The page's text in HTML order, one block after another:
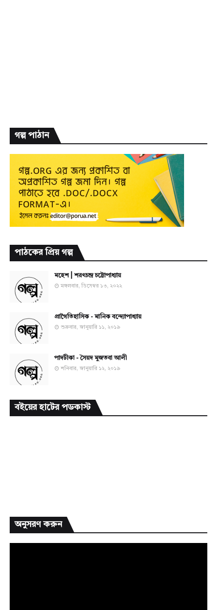
গল্প পাঠান
পাঠকের প্রিয় গল্প
মহেশ | শরৎচন্দ্র চট্টোপাধ্যায়
মঙ্গলবার, ডিসেম্বর ১৩, ২০২২
প্রাগৈতিহাসিক - মানিক বন্দ্যোপাধ্যায়
শুক্রবার, জানুয়ারি ১১, ২০১৯
পাদটীকা - সৈয়দ মুজতবা আলী
শনিবার, জানুয়ারি ১২, ২০১৯
বইয়ের হাটের পডকাস্ট
অনুসরণ করুন